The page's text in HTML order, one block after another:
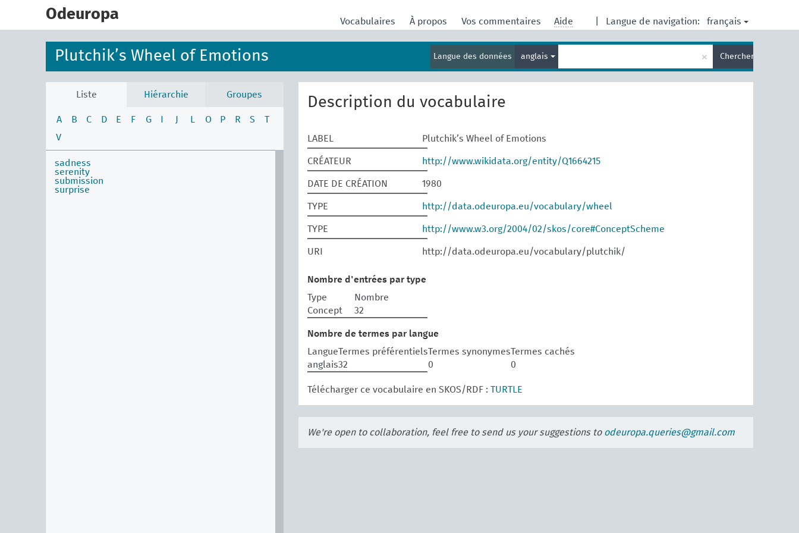
Odeuropa Langue de navigation: français
Vocabulaires À propos Vos commentaires Aide
Plutchik’s Wheel of Emotions Langue des données anglais
terme
de
× Chercher
Liste Hiérarchie Groupes
A B C D E F G O P R S
T
V
sadness
serenity
submission
surprise
Description du vocabulaire
LABEL Plutchik’s Wheel of Emotions
CRÉATEUR http://www.wikidata.org/entity/Q1664215
DATE DE CRÉATION 1980
TYPE http://data.odeuropa.eu/vocabulary/wheel
TYPE http://www.w3.org/2004/02/skos/core#ConceptScheme
URI http://data.odeuropa.eu/vocabulary/plutchik/
Nombre d'entrées par type
Type
Nombre
Concept
32
Nombre de termes par langue
LangueTermes préférentielsTermes synonymesTermes cachés
anglais32 0 0
Télécharger ce vocabulaire en SKOS/RDF : TURTLE
We're open to collaboration, feel free to send us your suggestions to odeuropa.queries@gmail.com